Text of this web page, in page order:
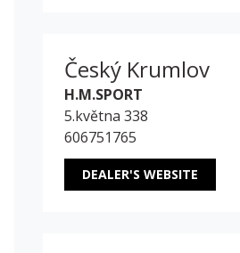
Český Krumlov
H.M.SPORT
5.května 338
606751765
DEALER'S WEBSITE